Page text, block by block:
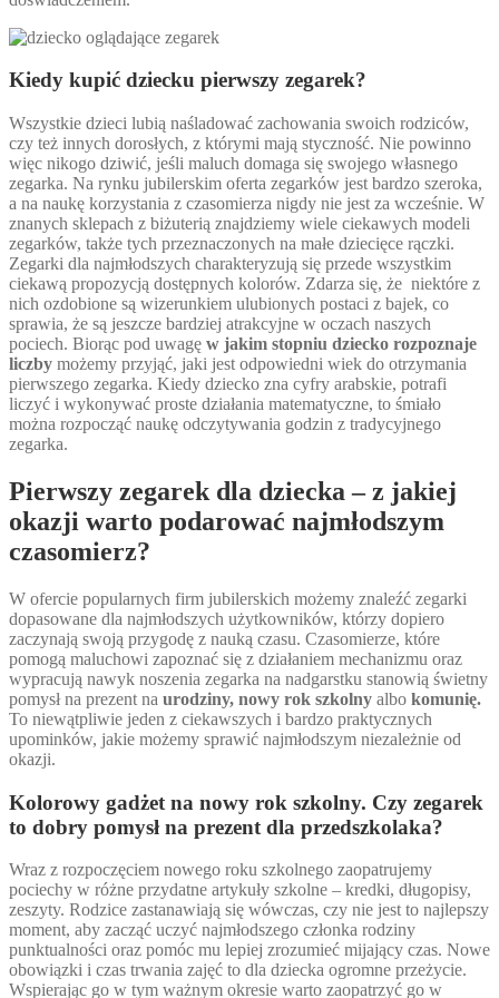
Kiedy kupić dziecku pierwszy zegarek?
Wszystkie dzieci lubią naśladować zachowania swoich rodziców,
czy też innych dorosłych, z którymi mają styczność. Nie powinno
więc nikogo dziwić, jeśli maluch domaga się swojego własnego
zegarka. Na rynku jubilerskim oferta zegarków jest bardzo szeroka,
a na naukę korzystania z czasomierza nigdy nie jest za wcześnie. W
znanych sklepach z biżuterią znajdziemy wiele ciekawych modeli
zegarków, także tych przeznaczonych na małe dziecięce rączki.
Zegarki dla najmłodszych charakteryzują się przede wszystkim
ciekawą propozycją dostępnych kolorów. Zdarza się, że niektóre z
nich ozdobione są wizerunkiem ulubionych postaci z bajek, co
sprawia, że są jeszcze bardziej atrakcyjne w oczach naszych
pociech. Biorąc pod uwagę w jakim stopniu dziecko rozpoznaje
liczby możemy przyjąć, jaki jest odpowiedni wiek do otrzymania
pierwszego zegarka. Kiedy dziecko zna cyfry arabskie, potrafi
liczyć i wykonywać proste działania matematyczne, to śmiało
można rozpocząć naukę odczytywania godzin z tradycyjnego
zegarka.
Pierwszy zegarek dla dziecka – z jakiej
okazji warto podarować najmłodszym
czasomierz?
W ofercie popularnych firm jubilerskich możemy znaleźć zegarki
dopasowane dla najmłodszych użytkowników, którzy dopiero
zaczynają swoją przygodę z nauką czasu. Czasomierze, które
pomogą maluchowi zapoznać się z działaniem mechanizmu oraz
wypracują nawyk noszenia zegarka na nadgarstku stanowią świetny
pomysł na prezent na urodziny, nowy rok szkolny albo komunię.
To niewątpliwie jeden z ciekawszych i bardzo praktycznych
upominków, jakie możemy sprawić najmłodszym niezależnie od
okazji.
Kolorowy gadżet na nowy rok szkolny. Czy zegarek
to dobry pomysł na prezent dla przedszkolaka?
Wraz z rozpoczęciem nowego roku szkolnego zaopatrujemy
pociechy w różne przydatne artykuły szkolne – kredki, długopisy,
zeszyty. Rodzice zastanawiają się wówczas, czy nie jest to najlepszy
moment, aby zacząć uczyć najmłodszego członka rodziny
punktualności oraz pomóc mu lepiej zrozumieć mijający czas. Nowe
obowiązki i czas trwania zajęć to dla dziecka ogromne przeżycie.
Wspierając go w tym ważnym okresie warto zaopatrzyć go w